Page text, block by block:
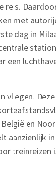
reis.
met
dag in
een
vliegen.
en
aanzienlijk
treinreizen